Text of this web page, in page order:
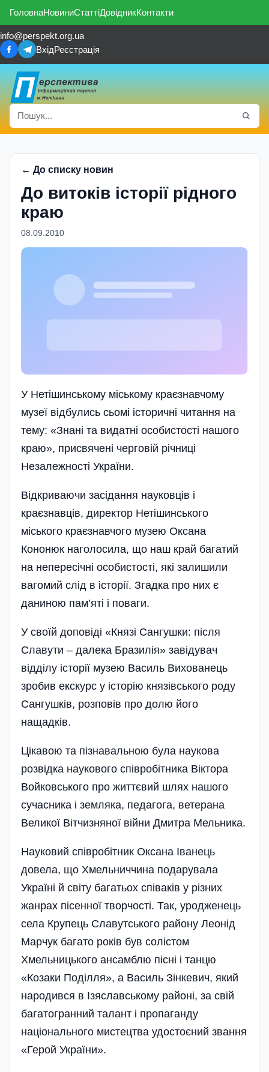
ГоловнаНовиниСтаттіДовідникКонтакти
info@perspekt.org.ua
ВхідРеєстрація
← До списку новин
До витоків історії рідного
краю
08.09.2010
У Нетішинському міському краєзнавчому
музеї відбулись сьомі історичні читання на
тему: «Знані та видатні особистості нашого
краю», присвячені черговій річниці
Незалежності України.
Відкриваючи засідання науковців і
краєзнавців, директор Нетішинського
міського краєзнавчого музею Оксана
Кононюк наголосила, що наш край багатий
на непересічні особистості, які залишили
вагомий слід в історії. Згадка про них є
даниною пам’яті і поваги.
У своїй доповіді «Князі Сангушки: після
Славути – далека Бразилія» завідувач
відділу історії музею Василь Вихованець
зробив екскурс у історію князівського роду
Сангушків, розповів про долю його
нащадків.
Цікавою та пізнавальною була наукова
розвідка наукового співробітника Віктора
Войковського про життєвий шлях нашого
сучасника і земляка, педагога, ветерана
Великої Вітчизняної війни Дмитра Мельника.
Науковий співробітник Оксана Іванець
довела, що Хмельниччина подарувала
Україні й світу багатьох співаків у різних
жанрах пісенної творчості. Так, уродженець
села Крупець Славутського району Леонід
Марчук багато років був солістом
Хмельницького ансамблю пісні і танцю
«Козаки Поділля», а Василь Зінкевич, який
народився в Ізяславському районі, за свій
багато­гранний талант і пропаганду
національного мистецтва удостоєний звання
«Герой України».